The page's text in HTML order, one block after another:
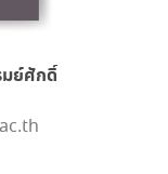
ย์ศักดิ์